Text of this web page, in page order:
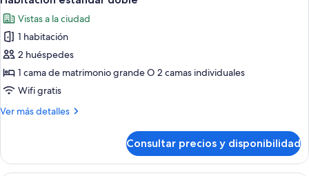
todas
las
fotos
de
Habitación
estándar
Vistas a la ciudad
1 habitación
2 huéspedes
1 cama de matrimonio grande O 2 camas individuales
Wifi gratis
Ver más detalles
Más
estándar
doble
Consultar precios y disponibilidad